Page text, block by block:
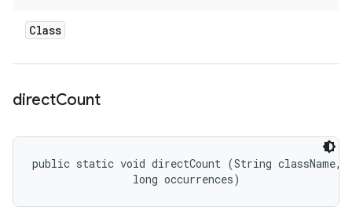
Class
directCount
public static void directCount (String className,
                long occurrences)